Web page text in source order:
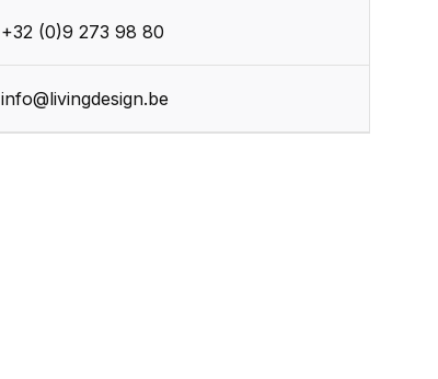
+32 (0)9 273 98 80
info@livingdesign.be